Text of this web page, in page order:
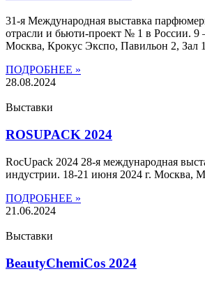
31-я Международная выставка
отрасли и бьюти-проект № 1 в России. 9
Москва, Крокус Экспо, Павильон 2, Зал
ПОДРОБНЕЕ »
28.08.2024
Выставки
ROSUPACK 2024
RocUpack 2024 28-я международная
индустрии. 18-21 июня 2024 г. Москва,
ПОДРОБНЕЕ »
21.06.2024
Выставки
BeautyChemiCos 2024